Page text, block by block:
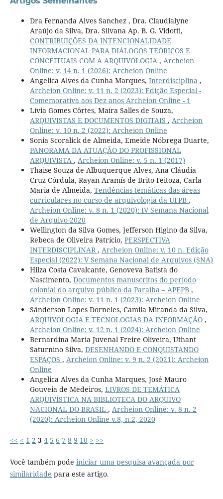
Dra Fernanda Alves Sanchez , Dra. Claudialyne
Araújo da Silva, Dra. Silvana Ap. B. G. Vidotti,
CONTRIBUIÇÕES DA INTENCIONALIDADE
INFORMACIONAL PARA DIÁLOGOS TEÓRICOS E
CONCEITUAIS COM A ARQUIVOLOGIA , Archeion
Online: v. 14 n. 1 (2026): Archeion Online
Angelica Alves da Cunha Marques, Interdisciplina ,
Archeion Online: v. 11 n. 2 (2023): Edição Especial -
Comemorativa aos Dez anos Archeion Online - 1
Lívia Gomes Côrtes, Maíra Salles de Souza,
ARQUIVISTAS E DOCUMENTOS DIGITAIS , Archeion
Online: v. 10 n. 2 (2022): Archeion Online
Sonia Scoralick de Almeida, Emeide Nóbrega Duarte,
PANORAMA DA ATUAÇÃO DO PROFISSIONAL
ARQUIVISTA , Archeion Online: v. 5 n. 1 (2017)
Thaise Souza de Albuquerque Alves, Ana Cláudia
Cruz Córdula, Rayan Aramís de Brito Feitoza, Carla
Maria de Almeida, Tendências temáticas das áreas
curriculares no curso de arquivologia da UFPB ,
Archeion Online: v. 8 n. 1 (2020): IV Semana Nacional
de Arquivo-2020
Wellington da Silva Gomes, Jefferson Higino da Silva,
Rebeca de Oliveira Patrício, PERSPECTIVA
INTERDISCIPLINAR, Archeion Online: v. 10 n. Edição
Especial (2022): V Semana Nacional de Arquivos (SNA)
Hilza Costa Cavalcante, Genoveva Batista do
Nascimento, Documentos manuscritos do período
colonial do arquivo público da Paraíba – APEPB ,
Archeion Online: v. 11 n. 1 (2023): Archeion Online
Sânderson Lopes Dorneles, Camila Miranda da Silva,
ARQUIVOLOGIA E TECNOLOGIAS DA INFORMAÇÃO ,
Archeion Online: v. 12 n. 1 (2024): Archeion Online
Bernardina Maria Juvenal Freire Oliveira, Uthant
Saturnino Silva, DESENHANDO E CONQUISTANDO
ESPAÇOS , Archeion Online: v. 9 n. 2 (2021): Archeion
Online
Angelica Alves da Cunha Marques, José Mauro
Gouveia de Medeiros, LIVROS DE TEMÁTICA
ARQUIVÍSTICA NA BIBLIOTECA DO ARQUIVO
NACIONAL DO BRASIL , Archeion Online: v. 8 n. 2
(2020): Archeion Online v.8, n.2, 2020
<< < 1 2 3 4 5 6 7 8 9 10 > >>
Você também pode iniciar uma pesquisa avançada por
similaridade para este artigo.